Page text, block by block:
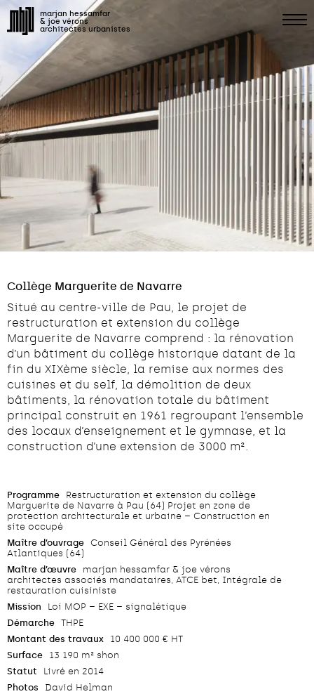
marjan hessamfar
& joe vérons
architectes urbanistes
Collège Marguerite de Navarre
Situé au centre-ville de Pau, le projet de
restructuration et extension du collège
Marguerite de Navarre comprend : la rénovation
d’un bâtiment du collège historique datant de la
fin du XIXème siècle, la remise aux normes des
cuisines et du self, la démolition de deux
bâtiments, la rénovation totale du bâtiment
principal construit en 1961 regroupant l’ensemble
des locaux d’enseignement et le gymnase, et la
construction d’une extension de 3000 m².
Programme
Restructuration et extension du collège
Marguerite de Navarre à Pau (64) Projet en zone de
protection architecturale et urbaine – Construction en
site occupé
Maître d’ouvrage Conseil Général des Pyrénées
Atlantiques (64)
Maître d’œuvre
marjan hessamfar & joe vérons
architectes associés mandataires, ATCE bet, Intégrale de
restauration cuisiniste
Mission
Loi MOP – EXE – signalétique
Démarche THPE
Montant des travaux
10 400 000 € HT
Surface
13 190 m² shon
Statut
Livré en 2014
Photos
David Helman